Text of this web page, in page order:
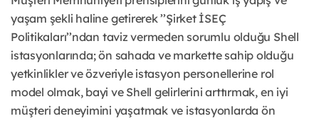
yaşam şekli haline getirerek ’’Şirket İSEÇ
Politikaları’’ndan taviz vermeden sorumlu olduğu Shell
istasyonlarında; ön sahada ve markette sahip olduğu
yetkinlikler ve özveriyle istasyon personellerine rol
model olmak, bayi ve Shell gelirlerini arttırmak, en iyi
müşteri deneyimini yaşatmak ve istasyonlarda ön